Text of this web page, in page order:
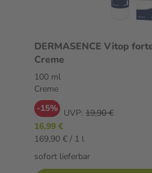
DERMASENCE Vitop
Creme
100 ml
Creme
-15% UVP: 19,90 €
16,99 €
169,90 € / 1 l
sofort lieferbar